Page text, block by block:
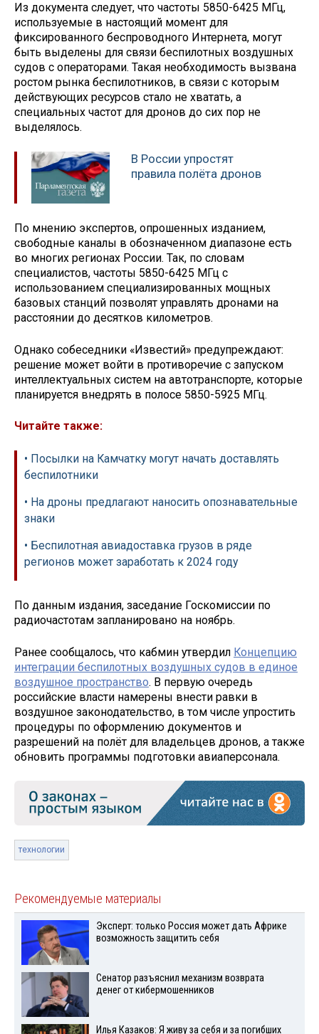
Из документа следует, что частоты 5850-6425 МГц,
используемые в настоящий момент для
фиксированного беспроводного Интернета, могут
быть выделены для связи беспилотных воздушных
судов с операторами. Такая необходимость вызвана
ростом рынка беспилотников, в связи с которым
действующих ресурсов стало не хватать, а
специальных частот для дронов до сих пор не
выделялось.
В России упростят
правила полёта дронов
По мнению экспертов, опрошенных изданием,
свободные каналы в обозначенном диапазоне есть
во многих регионах России. Так, по словам
специалистов, частоты 5850-6425 МГц с
использованием специализированных мощных
базовых станций позволят управлять дронами на
расстоянии до десятков километров.
Однако собеседники «Известий» предупреждают:
решение может войти в противоречие с запуском
интеллектуальных систем на автотранспорте, которые
планируется внедрять в полосе 5850-5925 МГц.
Читайте также:
• Посылки на Камчатку могут начать доставлять
беспилотники
• На дроны предлагают наносить опознавательные
знаки
• Беспилотная авиадоставка грузов в ряде
регионов может заработать к 2024 году
По данным издания, заседание Госкомиссии по
радиочастотам запланировано на ноябрь.
Ранее сообщалось, что кабмин утвердил Концепцию
интеграции беспилотных воздушных судов в единое
воздушное пространство. В первую очередь
российские власти намерены внести равки в
воздушное законодательство, в том числе упростить
процедуры по оформлению документов и
разрешений на полёт для владельцев дронов, а также
обновить программы подготовки авиаперсонала.
технологии
Рекомендуемые материалы
Эксперт: только Россия может дать Африке
возможность защитить себя
Сенатор разъяснил механизм возврата
денег от кибермошенников
Илья Казаков: Я живу за себя и за погибших